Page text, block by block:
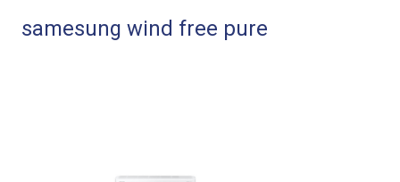
samesung wind free pure